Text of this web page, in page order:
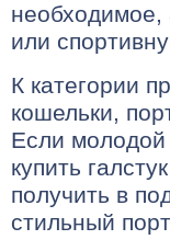
необходимое,
или
К категории
кошельки,
Если молодой
купить
получить в
стильный